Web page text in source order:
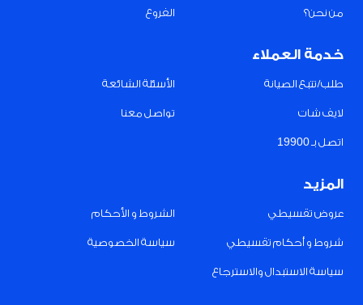
من نحن؟ الفروع
خدمة العملاء
طلب/تتبع الصيانة الأسئلة الشائعة
لايف شات تواصل معنا
اتصل بـ 19900
المزيد
عروض تقسيطي الشروط و الأحكام
شروط و أحكام تقسيطي سياسة الخصوصية
سياسة الاستبدال والاسترجاع